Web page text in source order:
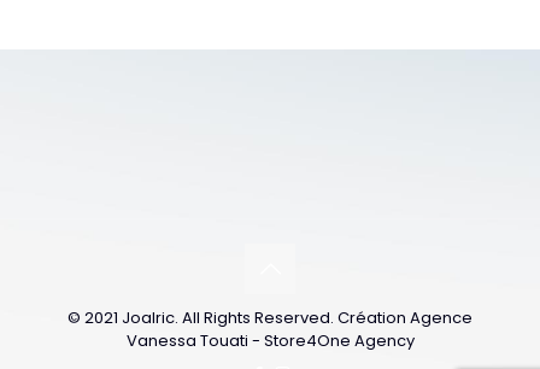
© 2021 Joalric. All Rights Reserved. Création Agence
Vanessa Touati - Store4One Agency